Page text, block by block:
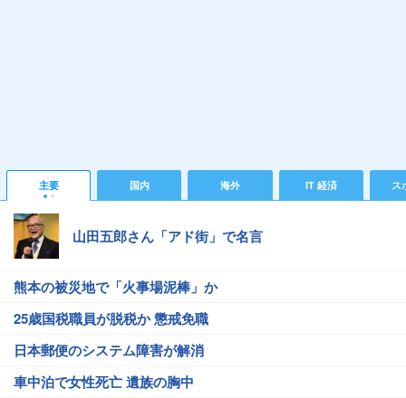
主要 国内 海外 IT 経済 ス
山田五郎さん「アド街」で名言
熊本の被災地で「火事場泥棒」か
25歳国税職員が脱税か 懲戒免職
日本郵便のシステム障害が解消
車中泊で女性死亡 遺族の胸中